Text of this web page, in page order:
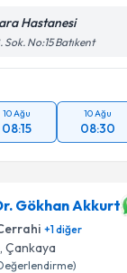
işlenmesini kabul
Hastanesi
No:15 Batıkent
10 Ağu
08:15
10 Ağu
08:30
Gökhan Akkurt
+1diğer
, Çankaya